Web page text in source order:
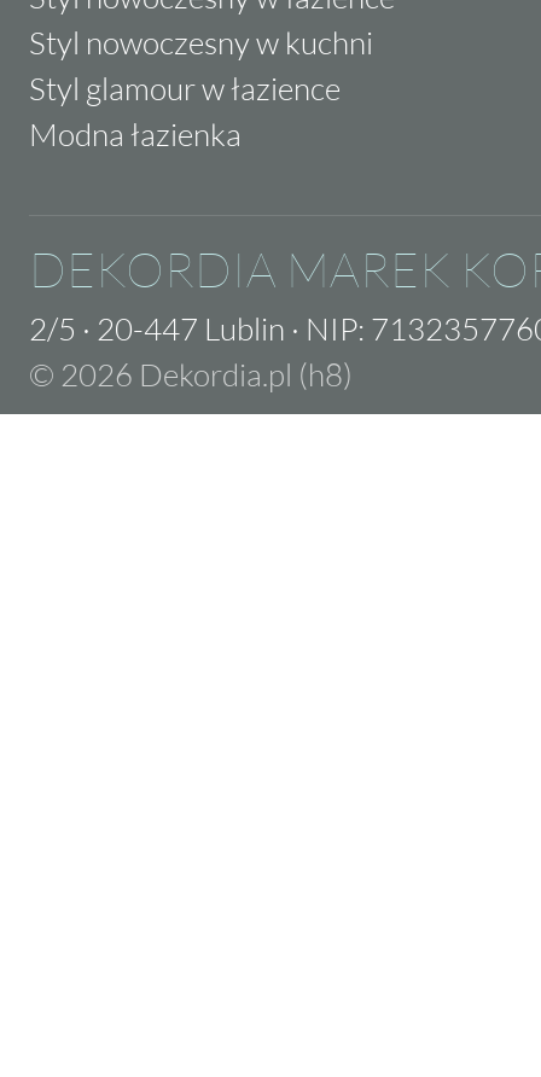
Styl nowoczesny w kuchni
Styl glamour w łazience
Modna łazienka
DEKORDIA MAREK
2/5 · 20-447 Lublin · NIP:
© 2026 Dekordia.pl (h8)